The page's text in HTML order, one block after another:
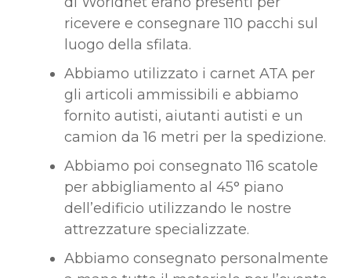
ricevere e consegnare 110 pacchi sul
luogo della sfilata.
Abbiamo utilizzato i carnet ATA per
gli articoli ammissibili e abbiamo
fornito autisti, aiutanti autisti e un
camion da 16 metri per la spedizione.
Abbiamo poi consegnato 116 scatole
per abbigliamento al 45° piano
dell’edificio utilizzando le nostre
attrezzature specializzate.
Abbiamo consegnato personalmente